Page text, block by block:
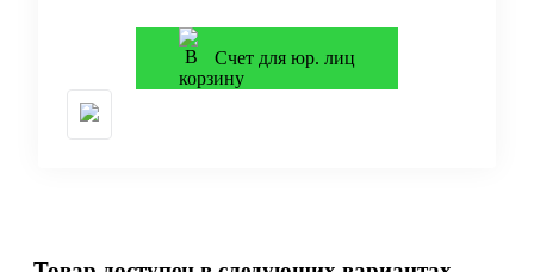
Счет для юр. лиц